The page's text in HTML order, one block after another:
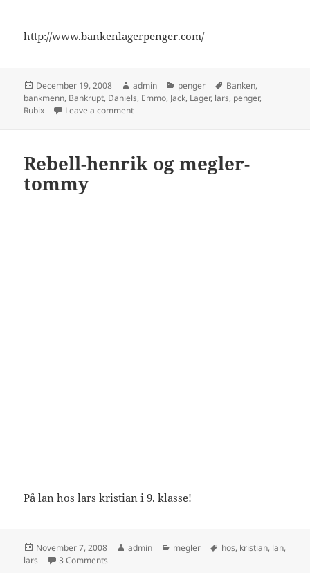
http://www.bankenlagerpenger.com/
Posted
on
December 19, 2008 Author
admin Categories
penger Tags
Banken,
bankmenn, Bankrupt, Daniels, Emmo, Jack, Lager, lars, penger,
Rubix
Leave a commenton Bankmenn Feat Rob Banks – “Penger Ut,
Rebell-henrik og megler-
tommy
På lan hos lars kristian i 9. klasse!
Posted
on
November 7, 2008 Author
admin Categories
megler Tags
hos, kristian, lan,
lars
3 Comments